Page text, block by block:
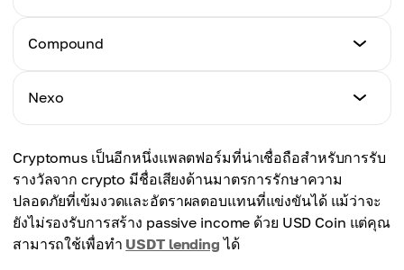
APY
Compound
APY
Nexo
สูงสุด 14%
Cryptomus เป็นอีกหนึ่งแพลตฟอร์มที่น่าเชื่อถือสำหรับการรับ
รางวัลจาก crypto มีชื่อเสียงด้านมาตรการรักษาความ
ปลอดภัยที่เข้มงวดและอัตราผลตอบแทนที่แข่งขันได้ แม้ว่าจะ
ยังไม่รองรับการสร้าง passive income ด้วย USD Coin แต่คุณ
สามารถใช้เพื่อทำ USDT lending ได้